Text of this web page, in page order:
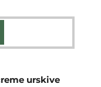
urskive